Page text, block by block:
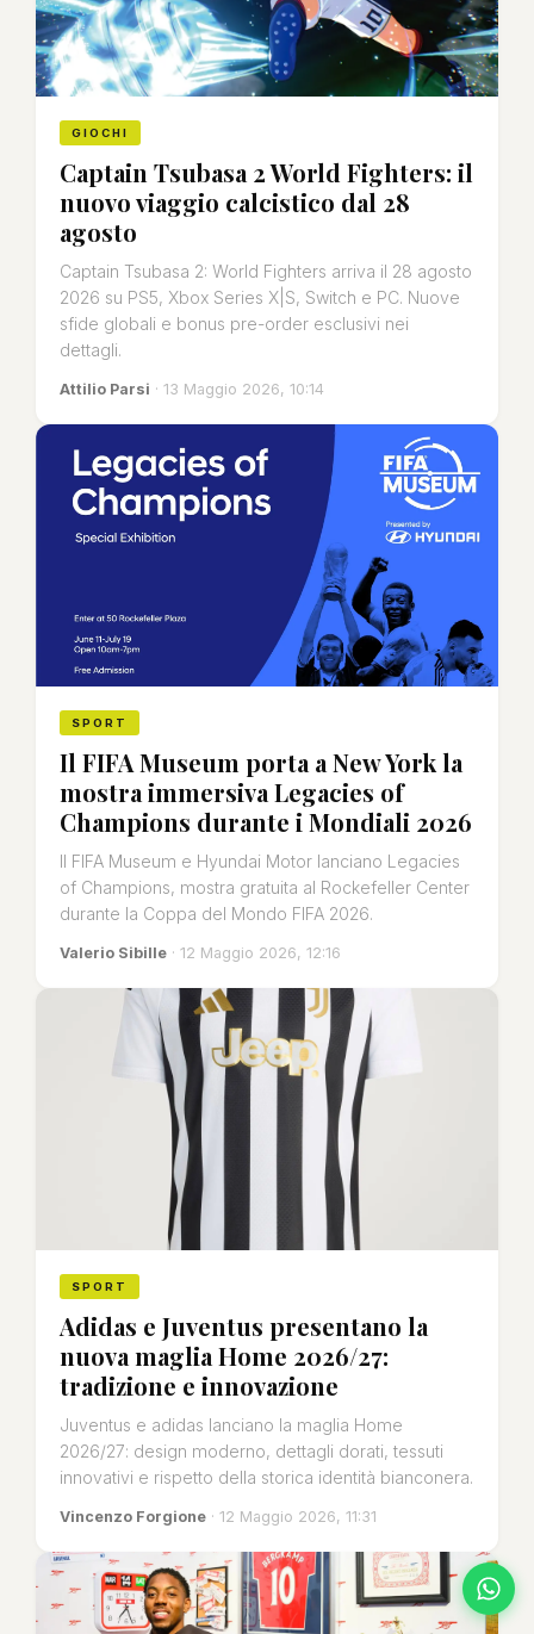
GIOCHI
Captain Tsubasa 2 World Fighters: il
nuovo viaggio calcistico dal 28
agosto
Captain Tsubasa 2: World Fighters arriva il 28 agosto
2026 su PS5, Xbox Series X|S, Switch e PC. Nuove
sfide globali e bonus pre-order esclusivi nei
dettagli.
Attilio Parsi · 13 Maggio 2026, 10:14
SPORT
Il FIFA Museum porta a New York la
mostra immersiva Legacies of
Champions durante i Mondiali 2026
Il FIFA Museum e Hyundai Motor lanciano Legacies
of Champions, mostra gratuita al Rockefeller Center
durante la Coppa del Mondo FIFA 2026.
Valerio Sibille · 12 Maggio 2026, 12:16
SPORT
Adidas e Juventus presentano la
nuova maglia Home 2026/27:
tradizione e innovazione
Juventus e adidas lanciano la maglia Home
2026/27: design moderno, dettagli dorati, tessuti
innovativi e rispetto della storica identità bianconera.
Vincenzo Forgione · 12 Maggio 2026, 11:31